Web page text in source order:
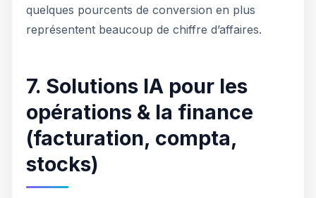
quelques pourcents de conversion en plus
représentent beaucoup de chiffre d’affaires.
7. Solutions IA pour les
opérations & la finance
(facturation, compta,
stocks)